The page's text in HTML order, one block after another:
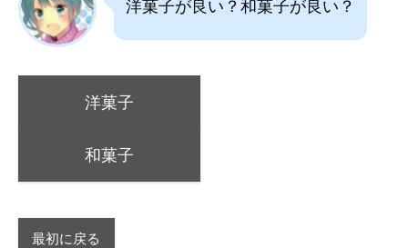
洋菓子が良い？和菓子が良い？
洋菓子
和菓子
最初に戻る